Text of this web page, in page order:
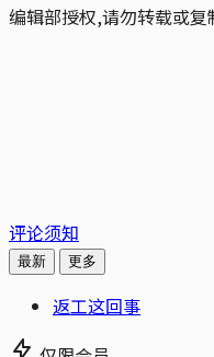
编辑部授权,请勿转载或复
评论须知
最新 更多
返工这回事